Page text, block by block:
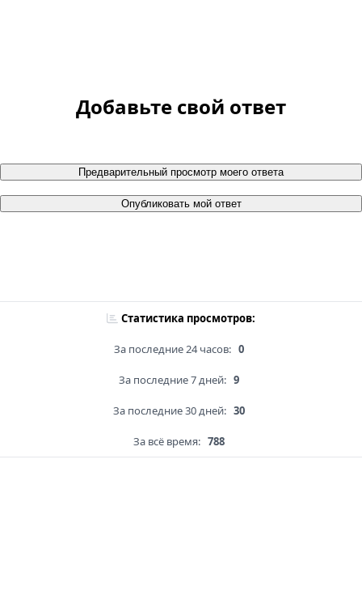
Добавьте свой ответ
Предварительный просмотр моего ответа
Опубликовать мой ответ
Статистика просмотров:
За последние 24 часов: 0
За последние 7 дней: 9
За последние 30 дней: 30
За всё время: 788